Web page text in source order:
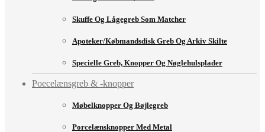
Skuffe Og Lågegreb Som Matcher
Apoteker/købmandsdisk Greb Og Arkiv Skilte
Specielle Greb, Knopper Og Nøglehulsplader
Poecelænsgreb & -knopper
Møbelknopper Og Bøjlegreb
Porcelænsknopper Med Metal